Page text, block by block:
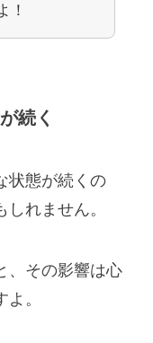
！
続く
状態が続くの
れません。
、その影響は心
。